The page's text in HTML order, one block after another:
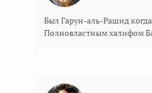
Был Гарун-аль-Рашид
Полновластным халифом